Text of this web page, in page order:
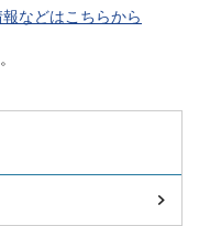
などはこちらから